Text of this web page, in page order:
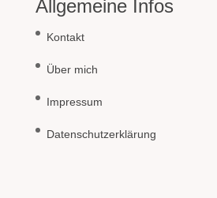
Allgemeine Infos
Kontakt
Über mich
Impressum
Datenschutzerklärung